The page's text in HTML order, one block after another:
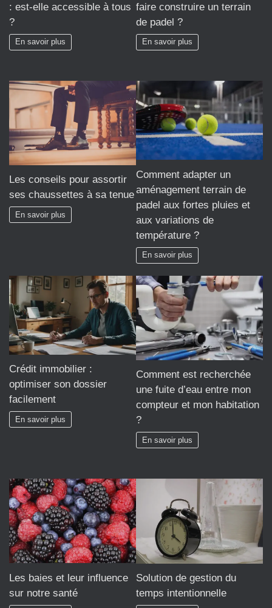
: est-elle accessible à tous
?
En savoir plus
faire construire un terrain
de padel ?
En savoir plus
Les conseils pour assortir
ses chaussettes à sa tenue
En savoir plus
Comment adapter un
aménagement terrain de
padel aux fortes pluies et
aux variations de
température ?
En savoir plus
Crédit immobilier :
optimiser son dossier
facilement
En savoir plus
Comment est recherchée
une fuite d’eau entre mon
compteur et mon habitation
?
En savoir plus
Les baies et leur influence
sur notre santé
Solution de gestion du
temps intentionnelle